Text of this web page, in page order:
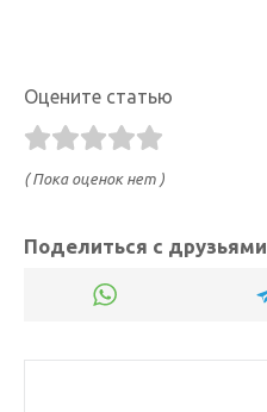
Оцените статью
( Пока оценок нет )
Поделиться с друзьями